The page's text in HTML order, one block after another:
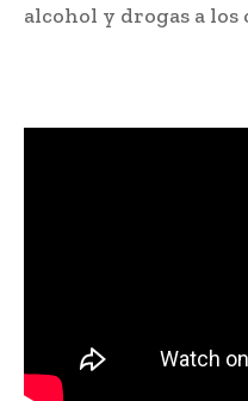
alcohol y drogas a los